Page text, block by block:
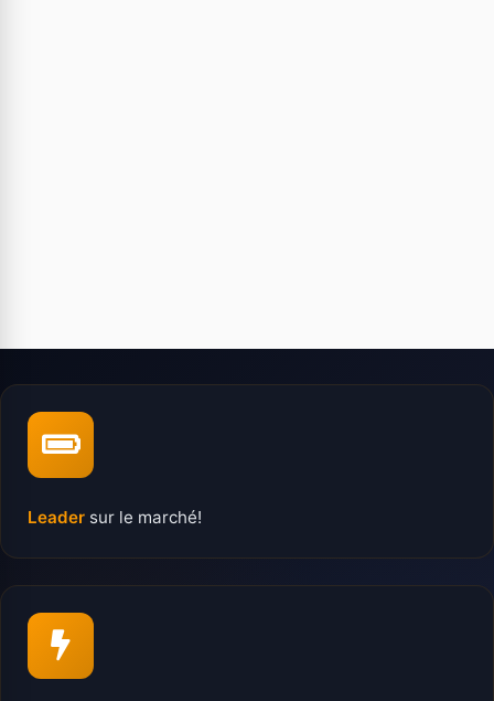
Leader sur le marché!